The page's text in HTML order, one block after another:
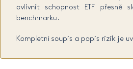
ovlivnit schopnost ETF přesně
benchmarku.
Kompletní soupis a popis rizik je